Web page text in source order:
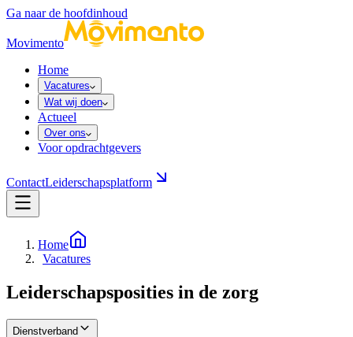
Ga naar de hoofdinhoud
Movimento
Home
Vacatures
Wat wij doen
Actueel
Over ons
Voor opdrachtgevers
ContactLeiderschapsplatform
Home
Vacatures
Leiderschapsposities in de zorg
Dienstverband